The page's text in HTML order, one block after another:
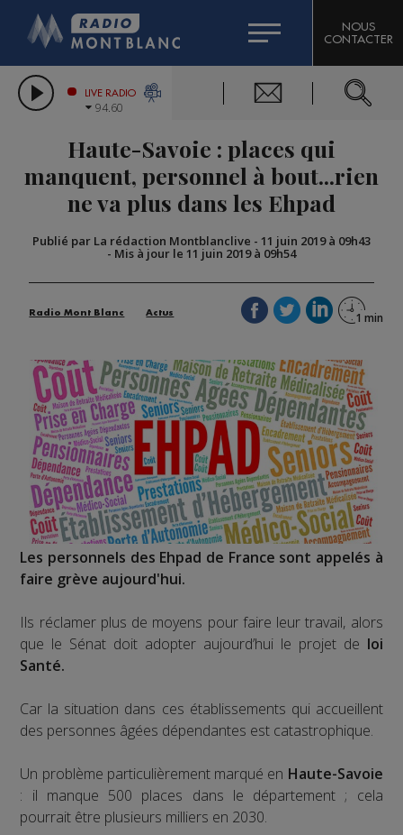
LES CHRONIQUES DE L'EXPERT
CITIZEN MACHINERY
GRAND MASSIF DOMAINES SKIABLES
BIGARD
COMPAGNIE DU MONT-BLANC
NOUS
CONTACTER
LIVE RADIO
94.60
Haute-Savoie : places qui
manquent, personnel à bout...rien
ne va plus dans les Ehpad
Publié par La rédaction Montblanclive - 11 juin 2019 à 09h43
- Mis à jour le 11 juin 2019 à 09h54
Radio Mont Blanc Actus
Les personnels des Ehpad de France sont appelés à
faire grève aujourd'hui.
Ils réclamer plus de moyens pour faire leur travail, alors
que le Sénat doit adopter aujourd’hui le projet de loi
Santé.
Car la situation dans ces établissements qui accueillent
des personnes âgées dépendantes est catastrophique.
Un problème particulièrement marqué en Haute-Savoie
: il manque 500 places dans le département ; cela
pourrait être plusieurs milliers en 2030.